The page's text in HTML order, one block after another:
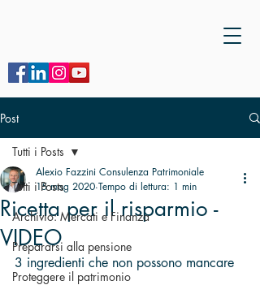
Post
Tutti i Posts
Archivio: Mercati e Finanza
Prepararsi alla pensione
Proteggere il patrimonio
Tutti i Posts
Ricetta per il risparmio -
VIDEO
Alexio Fazzini Consulenza Patrimoniale
15 mag 2020 Tempo di lettura: 1 min
3 ingredienti che non possono mancare